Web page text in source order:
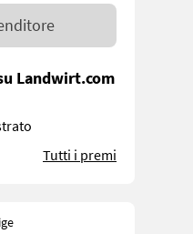
Landwirt.com
Tutti i premi